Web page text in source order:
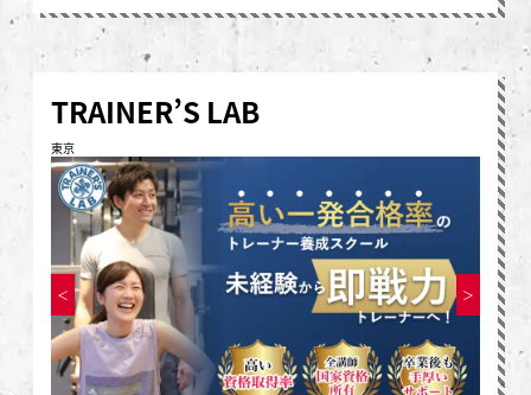
TRAINER’S LAB
東京